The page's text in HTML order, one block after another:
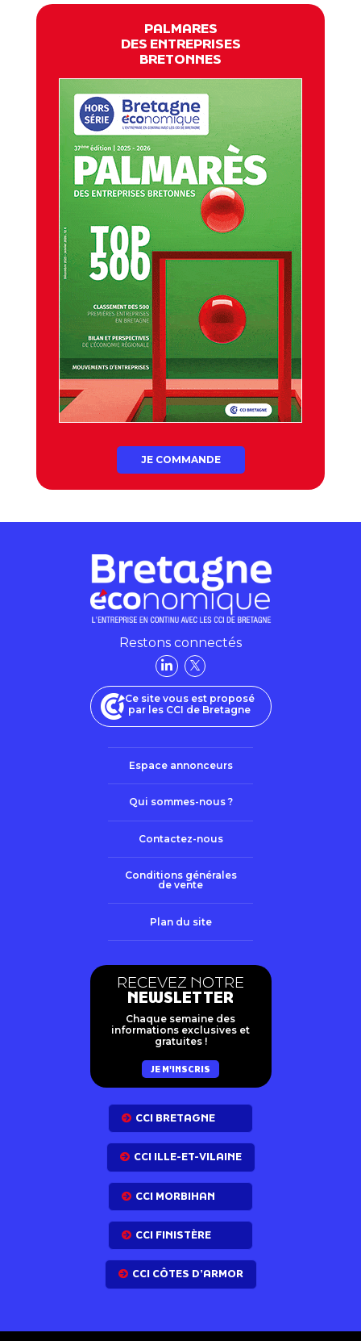
PALMARES
DES ENTREPRISES
BRETONNES
JE COMMANDE
Restons connectés
Ce site vous est proposé
par les CCI de Bretagne
Espace annonceurs
Qui sommes-nous ?
Contactez-nous
Conditions générales
de vente
Plan du site
RECEVEZ NOTRE
NEWSLETTER
Chaque semaine des
informations exclusives et
gratuites !
JE M'INSCRIS
CCI BRETAGNE
CCI ILLE-ET-VILAINE
CCI MORBIHAN
CCI FINISTÈRE
CCI CÔTES D’ARMOR